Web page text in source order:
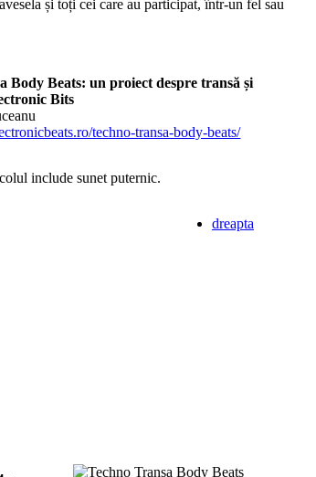
și toți cei care au participat, într-un fel sau
Body Beats: un proiect despre transă și
Bits
techno-transa-body-beats/
include sunet puternic.
dreapta